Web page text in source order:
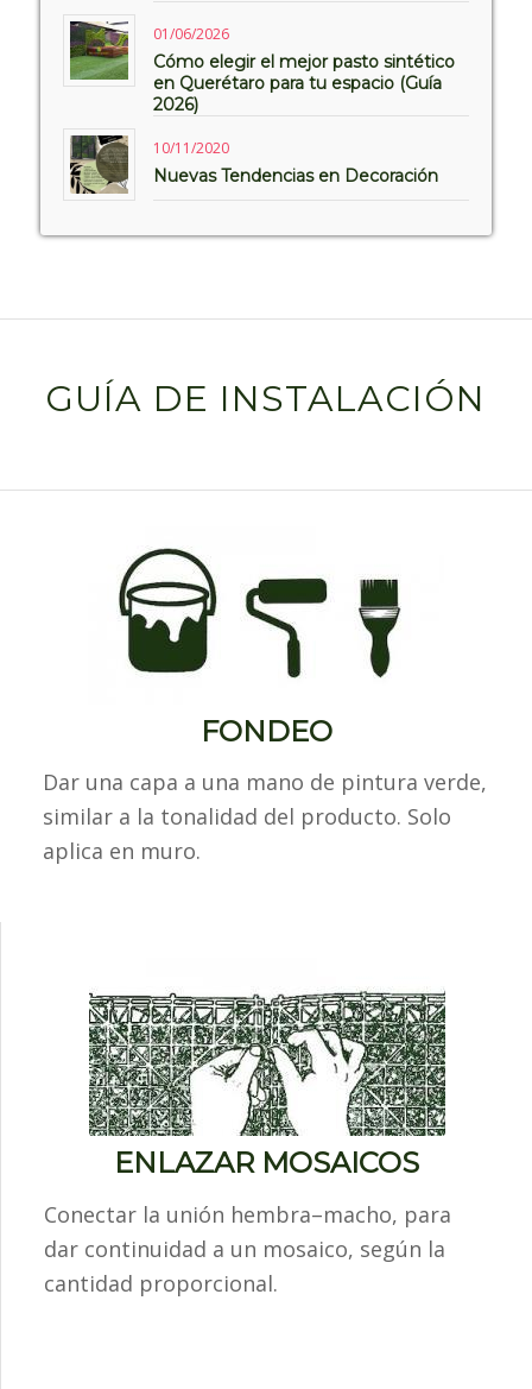
01/06/2026
Cómo elegir el mejor pasto sintético
en Querétaro para tu espacio (Guía
2026)
10/11/2020
Nuevas Tendencias en Decoración
GUÍA DE INSTALACIÓN
FONDEO
Dar una capa a una mano de pintura verde,
similar a la tonalidad del producto. Solo
aplica en muro.
ENLAZAR MOSAICOS
Conectar la unión hembra–macho, para
dar continuidad a un mosaico, según la
cantidad proporcional.